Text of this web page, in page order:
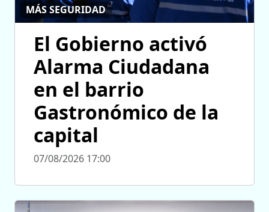
MÁS SEGURIDAD
El Gobierno activó
Alarma Ciudadana
en el barrio
Gastronómico de la
capital
07/08/2026 17:00